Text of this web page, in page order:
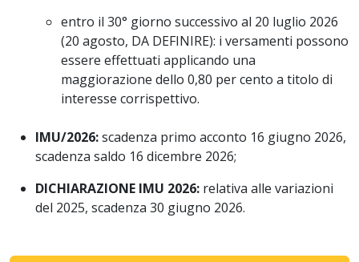
entro il 30° giorno successivo al 20 luglio 2026
(20 agosto, DA DEFINIRE): i versamenti possono
essere effettuati applicando una
maggiorazione dello 0,80 per cento a titolo di
interesse corrispettivo.
IMU/2026:scadenza primo acconto 16 giugno 2026,
scadenza saldo 16 dicembre 2026;
DICHIARAZIONE IMU 2026: relativa alle variazioni
del 2025, scadenza 30 giugno 2026.